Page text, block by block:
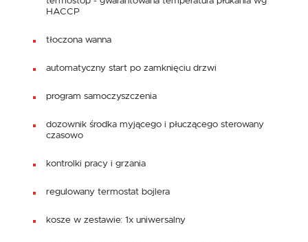
HACCP
tłoczona wanna
automatyczny start po zamknięciu drzwi
program samoczyszczenia
dozownik środka myjącego i płuczącego sterowany
czasowo
kontrolki pracy i grzania
regulowany termostat bojlera
kosze w zestawie: 1x uniwersalny